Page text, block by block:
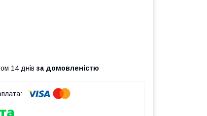
14 днів за домовленістю